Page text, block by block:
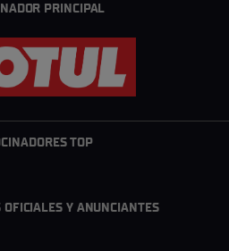
PRINCIPAL
TOP
OFICIALES Y ANUNCIANTES